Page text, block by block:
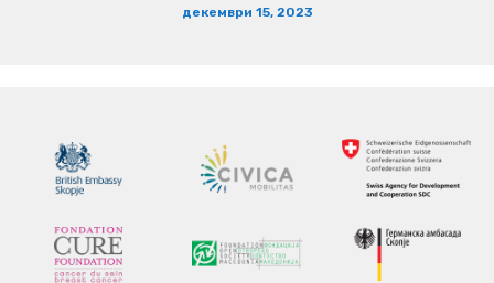
декември 15, 2023